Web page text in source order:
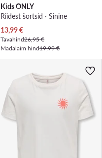
Kids ONLY
Riidest šortsid · Sinine
Praegune hind
13,99€
Tavahind26,95 €
Madalaim hind19,99 €